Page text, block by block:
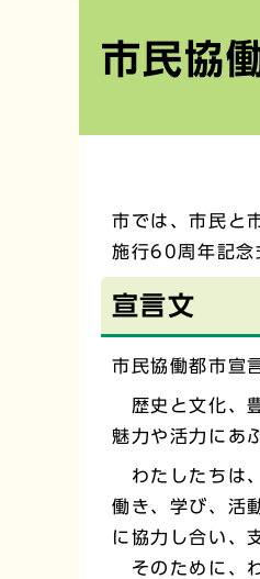
市民協
市では、市民と
施行60周年記念
宣言文
市民協働都市宣
歴史と文化、
魅力や活力にあ
わたしたちは
働き、学び、活
に協力し合い、
そのために、